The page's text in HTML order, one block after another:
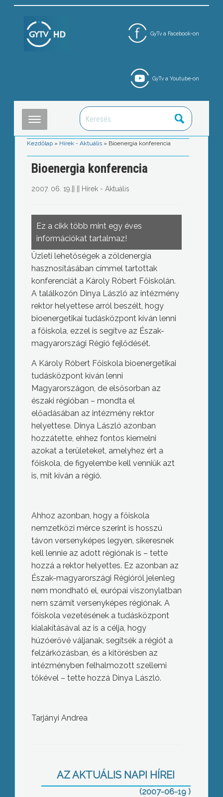
GyTv a Facebook-on
GyTv a Youtube-on
Kezdőlap » Hírek - Aktuális » Bioenergia konferencia
Bioenergia konferencia
2007. 06. 19. Hírek - Aktuális
Ez a cikk több mint egy éves
információkat tartalmaz!
Üzleti lehetőségek a zöldenergia
hasznosításában címmel tartottak
konferenciát a Károly Róbert Főiskolán.
A találkozón Dinya László az intézmény
rektor helyettese arról beszélt, hogy
bioenergetikai tudásközpont kíván lenni
a főiskola, ezzel is segítve az Észak-
magyarországi Régió fejlődését.
A Károly Róbert Főiskola bioenergetikai
tudásközpont kíván lenni
Magyarországon, de elsősorban az
északi régióban – mondta el
előadásában az intézmény rektor
helyettese. Dinya László azonban
hozzátette, ehhez fontos kiemelni
azokat a területeket, amelyhez ért a
főiskola, de figyelembe kell venniük azt
is, mit kíván a régió.
Ahhoz azonban, hogy a főiskola
nemzetközi mérce szerint is hosszú
távon versenyképes legyen, sikeresnek
kell lennie az adott régiónak is – tette
hozzá a rektor helyettes. Ez azonban az
Észak-magyarországi Régióról jelenleg
nem mondható el, európai viszonylatban
nem számít versenyképes régiónak. A
főiskola vezetésének a tudásközpont
kialakításával az is a célja, hogy
húzóerővé váljanak, segítsék a régiót a
felzárkózásban, és a kitörésben az
intézményben felhalmozott szellemi
tőkével – tette hozzá Dinya László.
Tarjányi Andrea
AZ AKTUÁLIS NAPI HÍREI
(2007-06-19 )